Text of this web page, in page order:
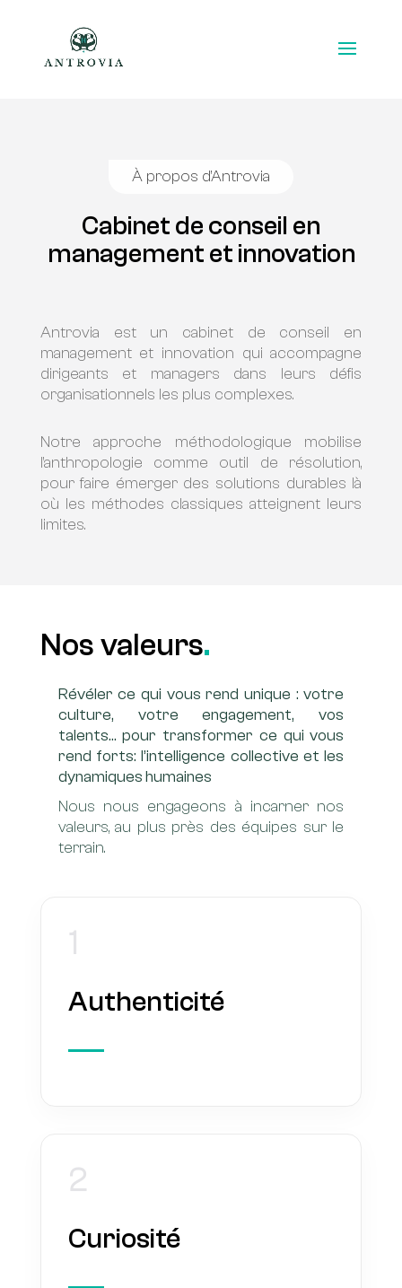
À propos d’Antrovia
Cabinet de conseil en
management et innovation
Antrovia est un cabinet de conseil en
management et innovation qui accompagne
dirigeants et managers
dans leurs défis
organisationnels les plus complexes.
Notre approche méthodologique mobilise
l’anthropologie comme outil de résolution,
pour faire émerger des solutions durables là
où les méthodes classiques atteignent leurs
limites.
Nos valeurs.
Révéler ce qui vous rend unique : votre
culture, votre engagement, vos
talents… pour transformer ce qui vous
rend forts: l’intelligence collective et les
dynamiques humaines
​Nous nous engageons à incarner nos
valeurs, au plus près des équipes sur le
terrain.
1
Authenticité
2
Curiosité